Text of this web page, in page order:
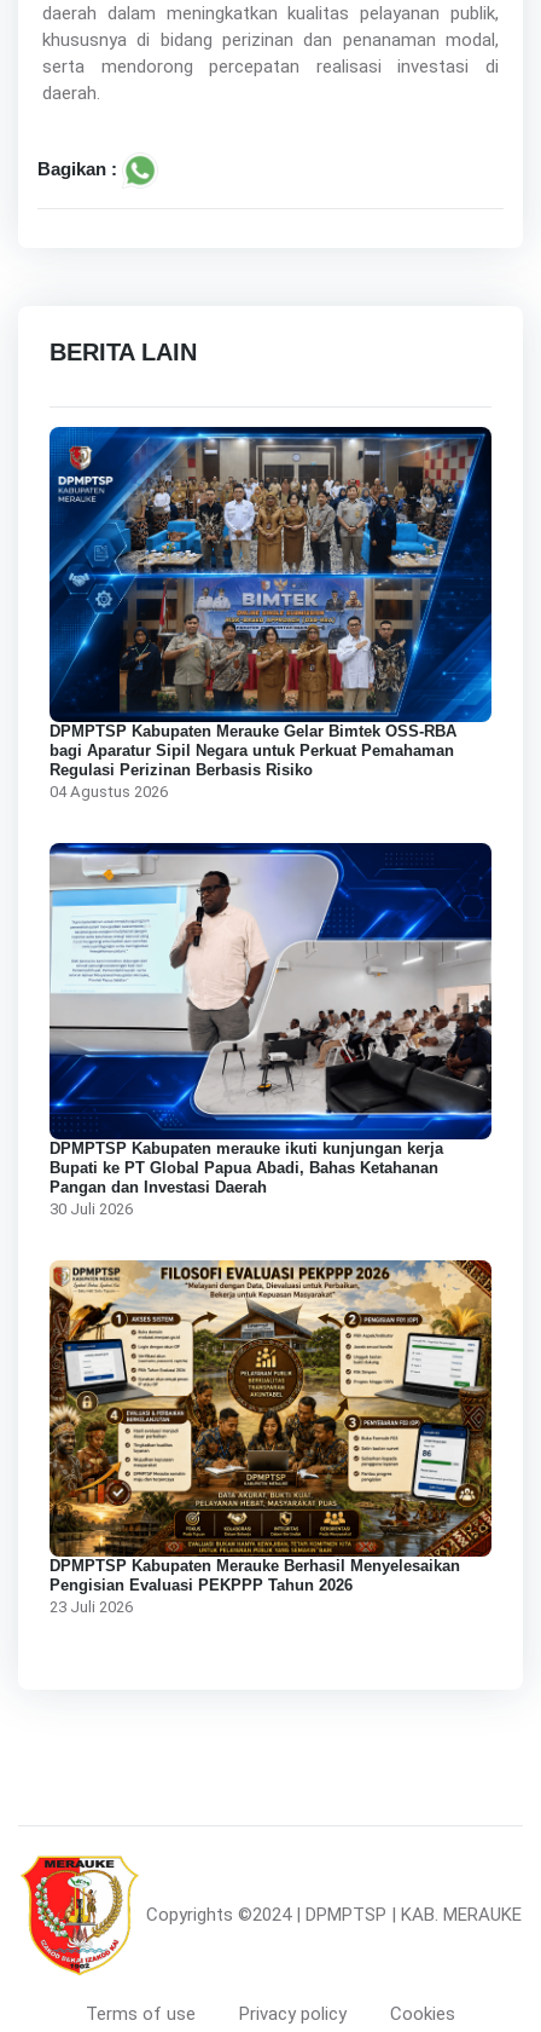
daerah dalam meningkatkan kualitas pelayanan publik,
khususnya di bidang perizinan dan penanaman modal,
serta mendorong percepatan realisasi investasi di
daerah.
Bagikan :
BERITA LAIN
DPMPTSP Kabupaten Merauke Gelar Bimtek OSS-RBA
bagi Aparatur Sipil Negara untuk Perkuat Pemahaman
Regulasi Perizinan Berbasis Risiko
04 Agustus 2026
DPMPTSP Kabupaten merauke ikuti kunjungan kerja
Bupati ke PT Global Papua Abadi, Bahas Ketahanan
Pangan dan Investasi Daerah
30 Juli 2026
DPMPTSP Kabupaten Merauke Berhasil Menyelesaikan
Pengisian Evaluasi PEKPPP Tahun 2026
23 Juli 2026
Copyrights ©2024 | DPMPTSP | KAB. MERAUKE
Terms of use Privacy policy Cookies